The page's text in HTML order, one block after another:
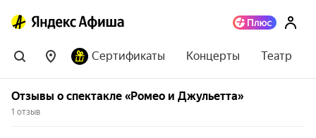
Сертификаты Концерты Театр
Отзывы о спектакле «Ромео и Джульетта»
1 отзыв